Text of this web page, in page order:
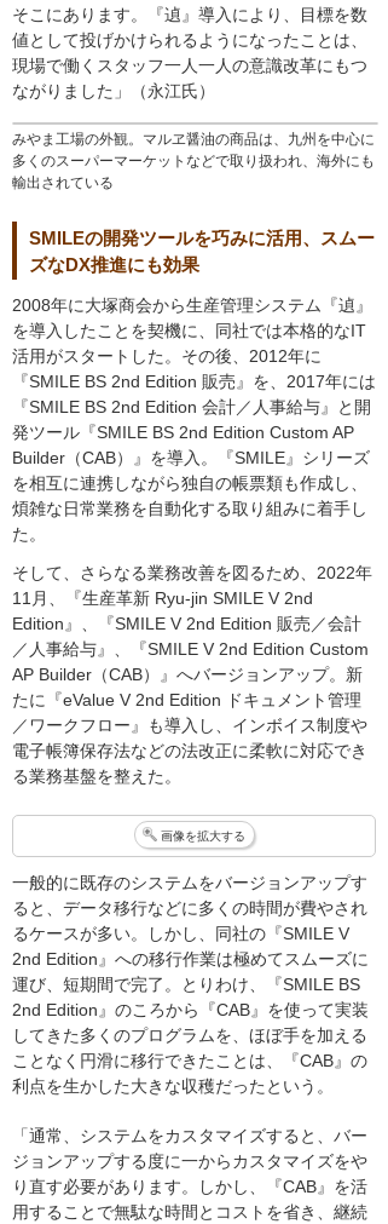
みやま工場の外観。マルヱ醤油の商品は、九州を中心に
多くのスーパーマーケットなどで取り扱われ、海外にも
輸出されている
そこにあります。『遉』導入により、目標を数
値として投げかけられるようになったことは、
現場で働くスタッフ一人一人の意識改革にもつ
ながりました」（永江氏）
SMILEの開発ツールを巧みに活用、スムー
ズなDX推進にも効果
2008年に大塚商会から生産管理システム『遉』
を導入したことを契機に、同社では本格的なIT
活用がスタートした。その後、2012年に
『SMILE BS 2nd Edition 販売』を、2017年には
『SMILE BS 2nd Edition 会計／人事給与』と開
発ツール『SMILE BS 2nd Edition Custom AP
Builder（CAB）』を導入。『SMILE』シリーズ
を相互に連携しながら独自の帳票類も作成し、
煩雑な日常業務を自動化する取り組みに着手し
た。
そして、さらなる業務改善を図るため、2022年
11月、『生産革新 Ryu-jin SMILE V 2nd
Edition』、『SMILE V 2nd Edition 販売／会計
／人事給与』、『SMILE V 2nd Edition Custom
AP Builder（CAB）』へバージョンアップ。新
たに『eValue V 2nd Edition ドキュメント管理
／ワークフロー』も導入し、インボイス制度や
電子帳簿保存法などの法改正に柔軟に対応でき
る業務基盤を整えた。
画像を拡大する
一般的に既存のシステムをバージョンアップす
ると、データ移行などに多くの時間が費やされ
るケースが多い。しかし、同社の『SMILE V
2nd Edition』への移行作業は極めてスムーズに
運び、短期間で完了。とりわけ、『SMILE BS
2nd Edition』のころから『CAB』を使って実装
してきた多くのプログラムを、ほぼ手を加える
ことなく円滑に移行できたことは、『CAB』の
利点を生かした大きな収穫だったという。
「通常、システムをカスタマイズすると、バー
ジョンアップする度に一からカスタマイズをや
り直す必要があります。しかし、『CAB』を活
用することで無駄な時間とコストを省き、継続